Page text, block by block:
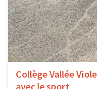
Collège Vallée
avec le sport